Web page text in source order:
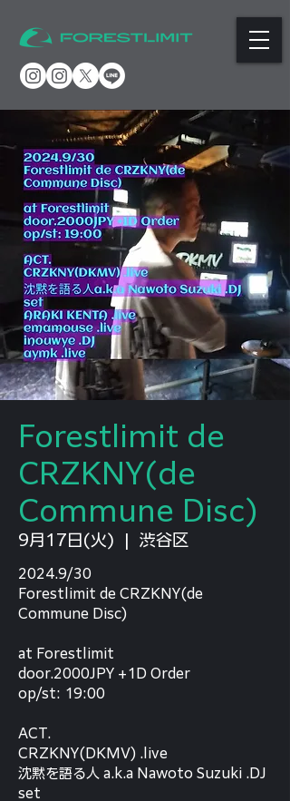
Forestlimit de
CRZKNY(de
Commune Disc)
9月17日(火) 渋谷区
2024.9/30
Forestlimit de CRZKNY(de
Commune Disc)
at Forestlimit
door.2000JPY +1D Order
op/st: 19:00
ACT.
CRZKNY(DKMV) .live
沈黙を語る人 a.k.a Nawoto Suzuki .DJ
set